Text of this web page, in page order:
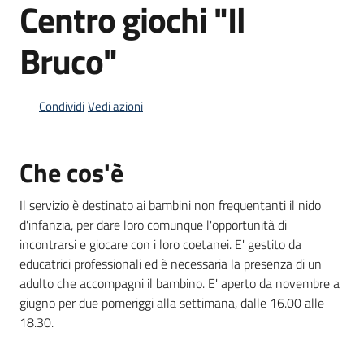
Centri
per
le
locali
Newsletter
Centro giochi "Il
Bruco"
CondividiVedi azioni
Che cos'è
Il servizio è destinato ai bambini non frequentanti il nido
d'infanzia, per dare loro comunque l'opportunità di
incontrarsi e giocare con i loro coetanei. E' gestito da
educatrici professionali ed è necessaria la presenza di un
adulto che accompagni il bambino. E' aperto da novembre a
giugno per due pomeriggi alla settimana, dalle 16.00 alle
18.30.